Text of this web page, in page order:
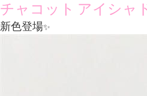
チャコット アイシャ
新色登場✨